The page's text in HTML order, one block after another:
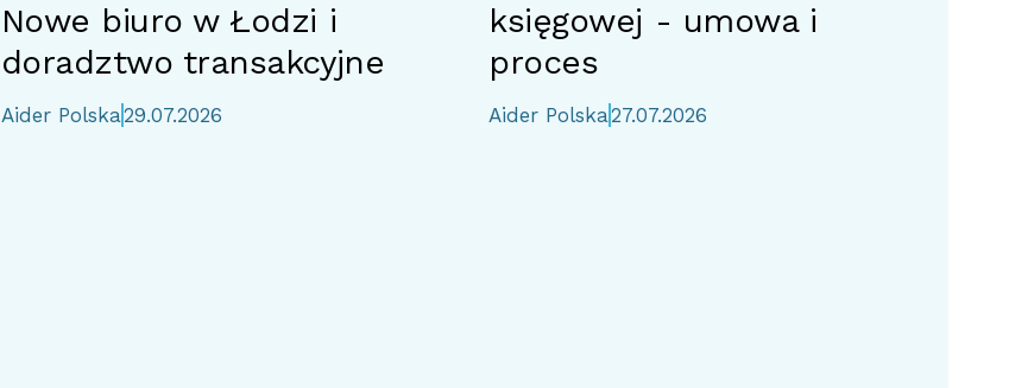
Nowe biuro w Łodzi i
doradztwo transakcyjne
Aider Polska29.07.2026
księgowej - umowa i
proces
Aider Polska27.07.2026